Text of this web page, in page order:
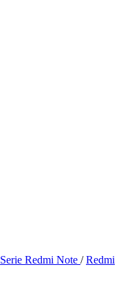
Serie Redmi Note / Redmi